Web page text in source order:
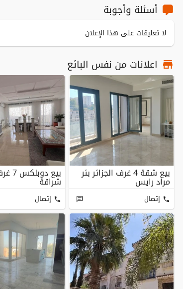
أسئلة وأجوبة
لا تعليقات على هذا الإعلان
اعلانات من نفس البائع
بيع شقة 4 غرف الجزائر بئر
مراد رايس
إتصال
بيع
شراقة
إتصال